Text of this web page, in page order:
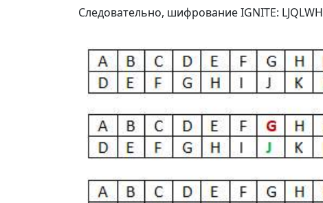
Следовательно, шифрование IGNITE: LJQLWH